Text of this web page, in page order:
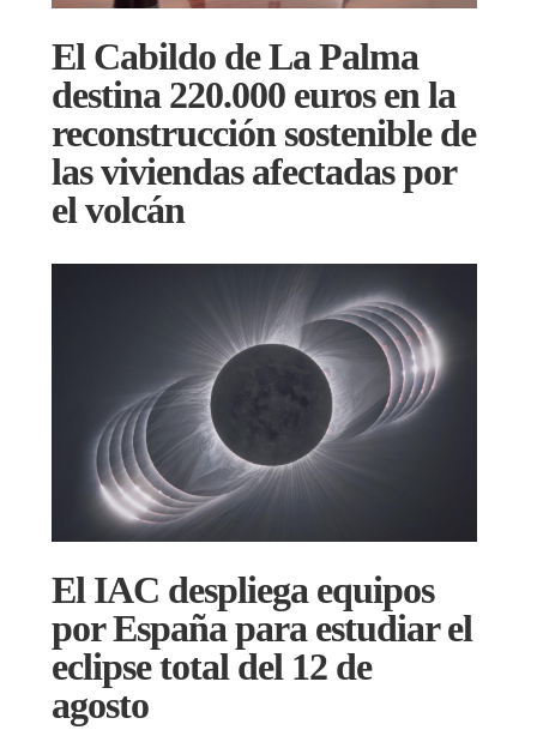
El Cabildo de La Palma
destina 220.000 euros en la
reconstrucción sostenible de
las viviendas afectadas por
el volcán
El IAC despliega equipos
por España para estudiar el
eclipse total del 12 de
agosto